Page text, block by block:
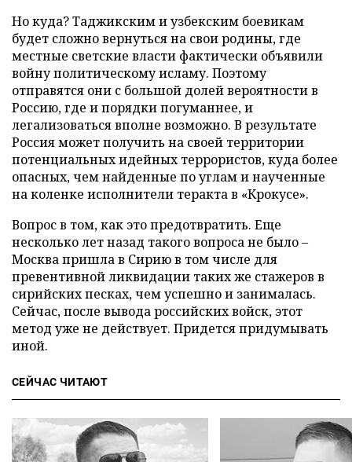
Но куда? Таджикским и узбекским боевикам
будет сложно вернуться на свои родины, где
местные светские власти фактически объявили
войну политическому исламу. Поэтому
отправятся они с большой долей вероятности в
Россию, где и порядки погуманнее, и
легализоваться вполне возможно. В результате
Россия может получить на своей территории
потенциальных идейных террористов, куда более
опасных, чем найденные по углам и наученные
на коленке исполнители теракта в «Крокусе».
Вопрос в том, как это предотвратить. Еще
несколько лет назад такого вопроса не было –
Москва пришла в Сирию в том числе для
превентивной ликвидации таких же стажеров в
сирийских песках, чем успешно и занималась.
Сейчас, после вывода российских войск, этот
метод уже не действует. Придется придумывать
иной.
СЕЙЧАС ЧИТАЮТ